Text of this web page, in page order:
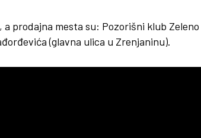
prodajna mesta su: Pozorišni klub Zeleno
(glavna ulica u Zrenjaninu).